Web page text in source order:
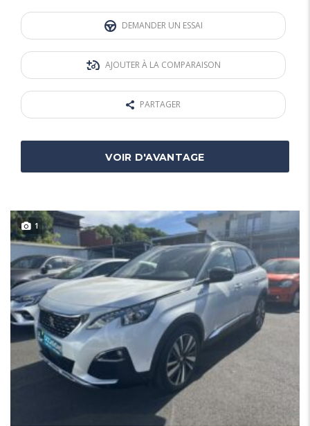
DEMANDER UN ESSAI
AJOUTER À LA COMPARAISON
PARTAGER
VOIR D'AVANTAGE
1